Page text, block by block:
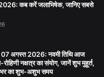
2026: कब करें जलाभिषेक, जानिए सबसे
अगस्त 2026: नवमी तिथि आज
नक्षत्र का संयोग, जानें शुभ मुहूर्त,
का शुभ-अशुभ समय